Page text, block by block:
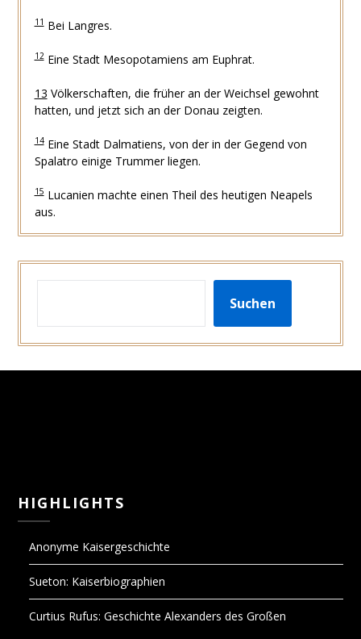
11Bei Langres.
12Eine Stadt Mesopotamiens am Euphrat.
13 Völkerschaften, die früher an der Weichsel gewohnt
hatten, und jetzt sich an der Donau zeigten.
14Eine Stadt Dalmatiens, von der in der Gegend von
Spalatro einige Trummer liegen.
15Lucanien machte einen Theil des heutigen Neapels
aus.
Suchen
HIGHLIGHTS
Anonyme Kaisergeschichte
Sueton: Kaiserbiographien
Curtius Rufus: Geschichte Alexanders des Großen